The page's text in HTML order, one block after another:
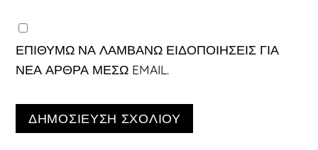
ΕΠΙΘΥΜΏ ΝΑ ΛΑΜΒΆΝΩ ΕΙΔΟΠΟΙΉΣΕΙΣ ΓΙΑ
ΝΈΑ ΆΡΘΡΑ ΜΈΣΩ EMAIL.